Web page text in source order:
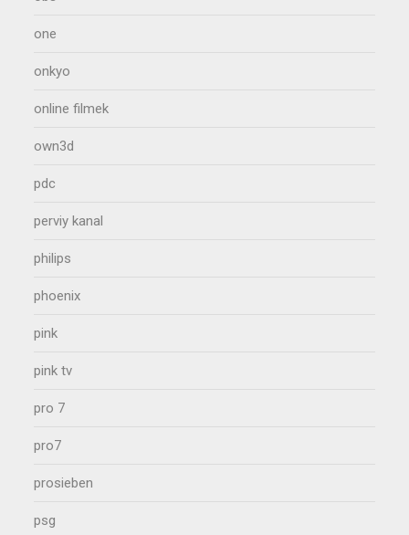
one
onkyo
online filmek
own3d
pdc
perviy kanal
philips
phoenix
pink
pink tv
pro 7
pro7
prosieben
psg